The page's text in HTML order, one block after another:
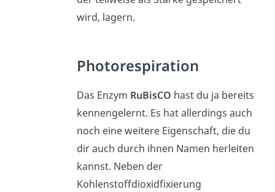
wird, lagern.
Photorespiration
Das Enzym RuBisCO hast du ja bereits
kennengelernt. Es hat allerdings auch
noch eine weitere Eigenschaft, die du
dir auch durch ihnen Namen herleiten
kannst. Neben der
Kohlenstoffdioxidfixierung